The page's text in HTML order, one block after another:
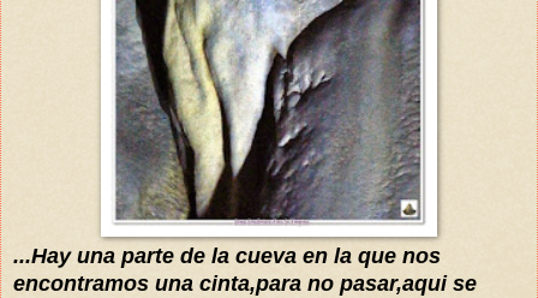
...Hay una parte de la cueva en la que nos
encontramos una cinta,para no pasar,aqui se